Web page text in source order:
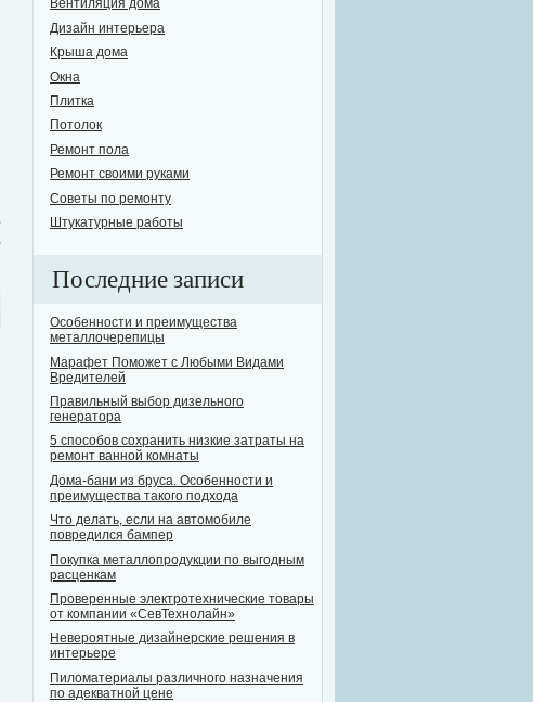
Вентиляция дома
Дизайн интерьера
Крыша дома
Окна
Плитка
Потолок
Ремонт пола
Ремонт своими руками
Советы по ремонту
Штукатурные работы
Последние записи
Особенности и преимущества
металлочерепицы
Марафет Поможет с Любыми Видами
Вредителей
Правильный выбор дизельного
генератора
5 способов сохранить низкие затраты на
ремонт ванной комнаты
Дома-бани из бруса. Особенности и
преимущества такого подхода
Что делать, если на автомобиле
повредился бампер
Покупка металлопродукции по выгодным
расценкам
Проверенные электротехнические товары
от компании «СевТехнолайн»
Невероятные дизайнерские решения в
интерьере
Пиломатериалы различного назначения
по адекватной цене